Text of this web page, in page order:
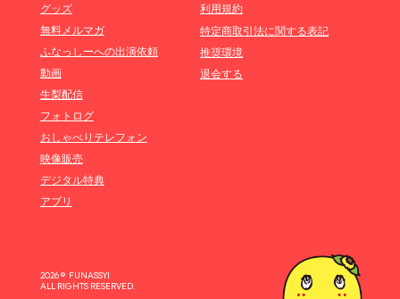
グッズ
無料メルマガ
ふなっしーへの出演依頼
動画
生梨配信
フォトログ
おしゃべりテレフォン
映像販売
デジタル特典
アプリ
利用規約
特定商取引法に関する表記
推奨環境
退会する
2026 © FUNASSYI
ALL RIGHTS RESERVED.